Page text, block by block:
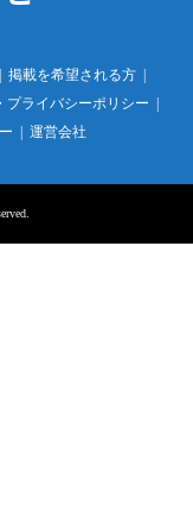
掲載を希望される方
プライバシーポリシー
運営会社